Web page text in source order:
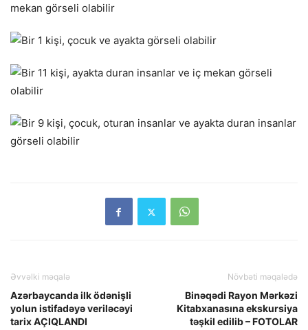
Əvvəlki məqalə
Azərbaycanda ilk ödənişli
yolun istifadəyə veriləcəyi
tarix AÇIQLANDI
Növbəti məqalədə
Binəqədi Rayon Mərkəzi
Kitabxanasına ekskursiya
təşkil edilib – FOTOLAR